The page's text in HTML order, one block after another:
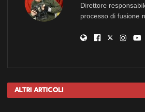
Direttore
processo di fusione
Altri Articoli